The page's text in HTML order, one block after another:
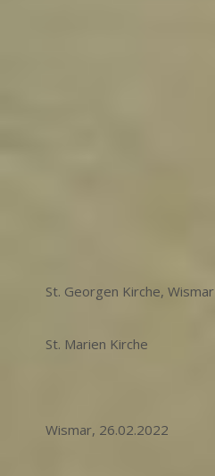
St. Georgen Kirche, Wismar
St. Marien Kirche
Wismar, 26.02.2022